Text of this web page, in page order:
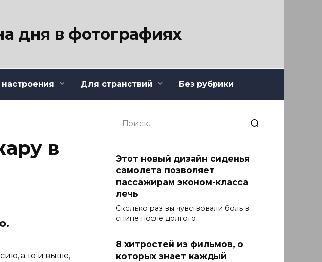
дня в фотографиях
Для странствий Без рубрики
в
а то и выше,
Search
for:
Этот новый дизайн сиденья
самолета позволяет
пассажирам эконом-класса
лечь
Сколько раз вы чувствовали боль в
спине после долгого
8 хитростей из фильмов, о
которых знает каждый